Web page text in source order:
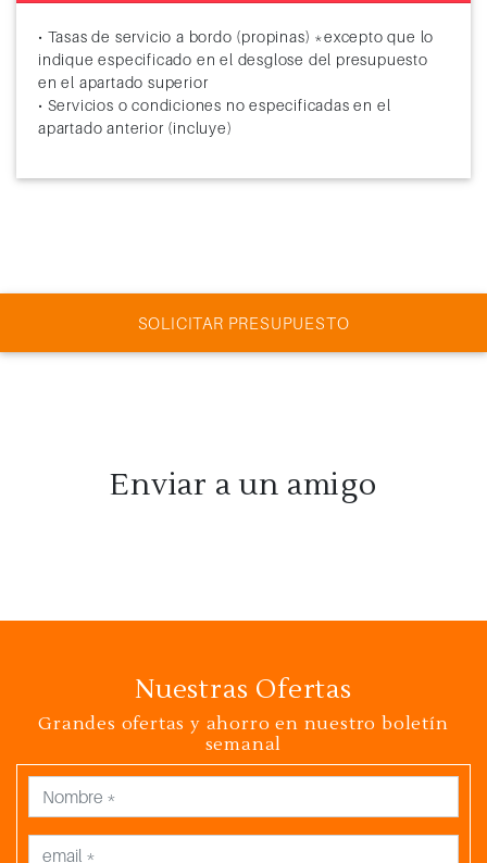
• Tasas de servicio a bordo (propinas) *excepto que lo
indique especificado en el desglose del presupuesto
en el apartado superior
• Servicios o condiciones no especificadas en el
apartado anterior (incluye)
SOLICITAR PRESUPUESTO
Enviar a un amigo
Nuestras Ofertas
Grandes ofertas y ahorro en nuestro boletín
semanal